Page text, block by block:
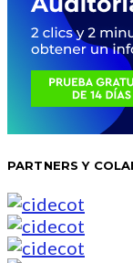
PARTNERS Y